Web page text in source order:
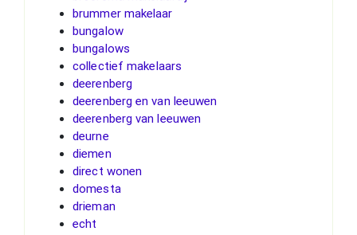
brummer makelaar
bungalow
bungalows
collectief makelaars
deerenberg
deerenberg en van leeuwen
deerenberg van leeuwen
deurne
diemen
direct wonen
domesta
drieman
echt